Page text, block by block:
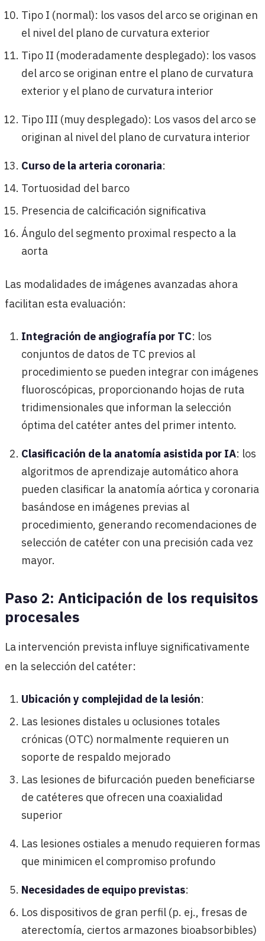
Tipo I (normal): los vasos del arco se originan en
el nivel del plano de curvatura exterior
Tipo II (moderadamente desplegado): los vasos
del arco se originan entre el plano de curvatura
exterior y el plano de curvatura interior
Tipo III (muy desplegado): Los vasos del arco se
originan al nivel del plano de curvatura interior
Curso de la arteria coronaria:
Tortuosidad del barco
Presencia de calcificación significativa
Ángulo del segmento proximal respecto a la
aorta
Las modalidades de imágenes avanzadas ahora
facilitan esta evaluación:
Integración de angiografía por TC: los
conjuntos de datos de TC previos al
procedimiento se pueden integrar con imágenes
fluoroscópicas, proporcionando hojas de ruta
tridimensionales que informan la selección
óptima del catéter antes del primer intento.
Clasificación de la anatomía asistida por IA: los
algoritmos de aprendizaje automático ahora
pueden clasificar la anatomía aórtica y coronaria
basándose en imágenes previas al
procedimiento, generando recomendaciones de
selección de catéter con una precisión cada vez
mayor.
Paso 2: Anticipación de los requisitos
procesales
La intervención prevista influye significativamente
en la selección del catéter:
Ubicación y complejidad de la lesión:
Las lesiones distales u oclusiones totales
crónicas (OTC) normalmente requieren un
soporte de respaldo mejorado
Las lesiones de bifurcación pueden beneficiarse
de catéteres que ofrecen una coaxialidad
superior
Las lesiones ostiales a menudo requieren formas
que minimicen el compromiso profundo
Necesidades de equipo previstas:
Los dispositivos de gran perfil (p. ej., fresas de
aterectomía, ciertos armazones bioabsorbibles)